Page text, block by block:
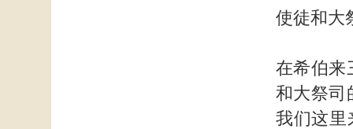
使徒和大
在希伯来
和大祭司
我们这里